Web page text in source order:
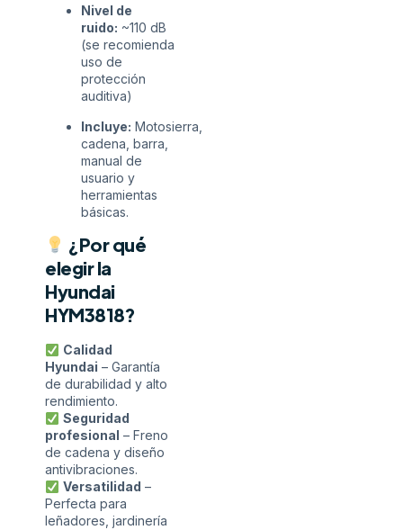
Nivel de
ruido: ~110 dB
(se recomienda
uso de
protección
auditiva)
Incluye: Motosierra,
cadena, barra,
manual de
usuario y
herramientas
básicas.
¿Por qué
elegir la
Hyundai
HYM3818?
Calidad
Hyundai – Garantía
de durabilidad y alto
rendimiento.
Seguridad
profesional – Freno
de cadena y diseño
antivibraciones.
Versatilidad –
Perfecta para
leñadores, jardinería